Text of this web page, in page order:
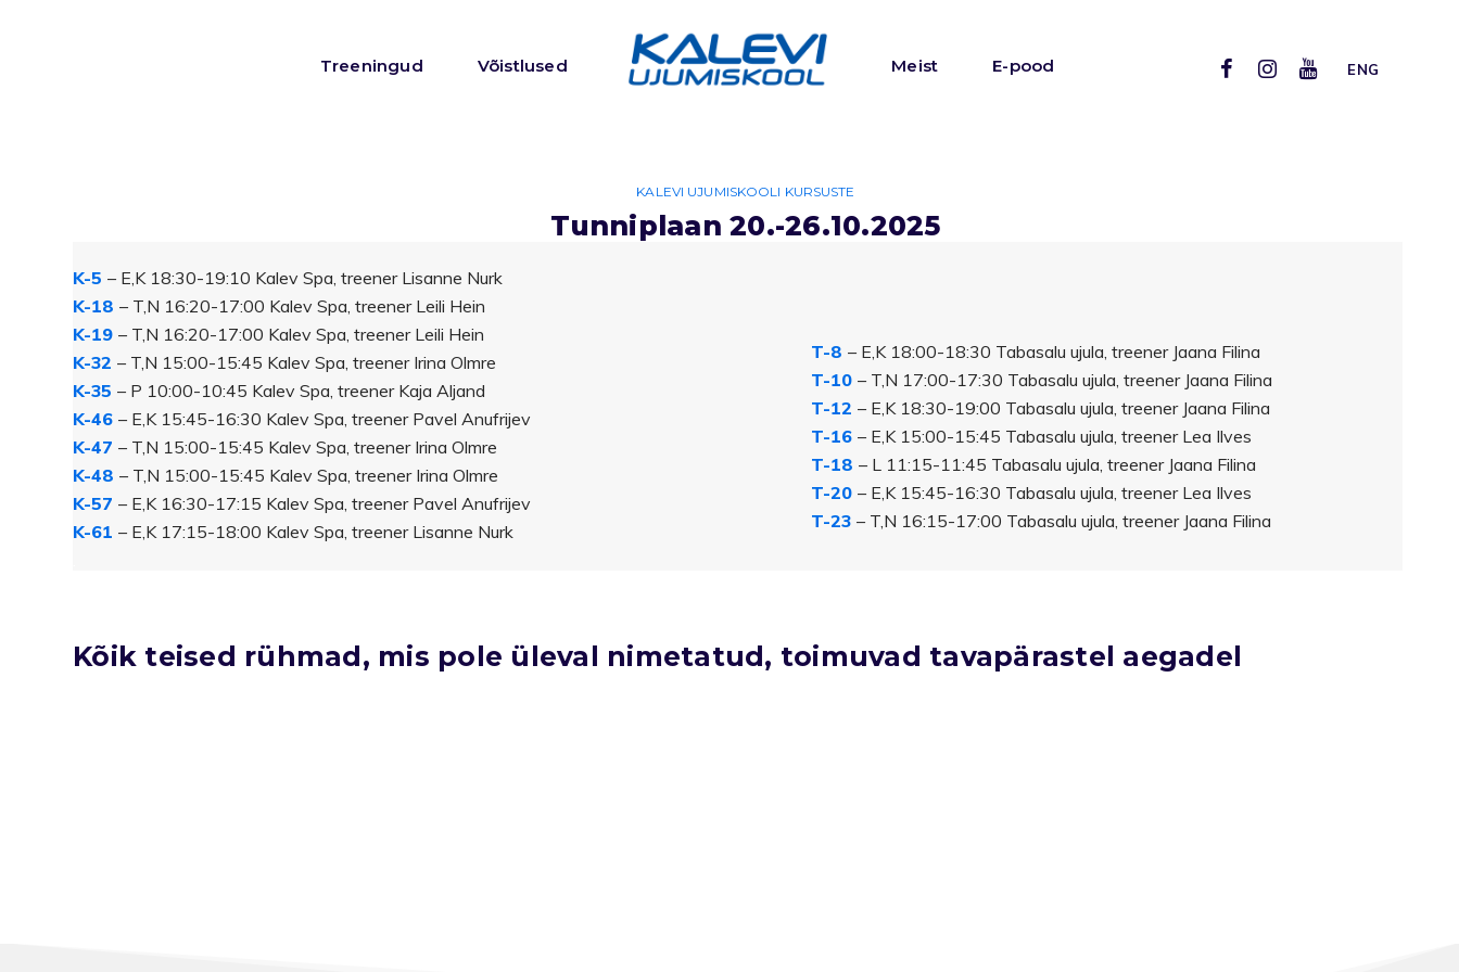
ENG
Treeningud Võistlused Meist E-pood
KALEVI UJUMISKOOLI KURSUSTE
Tunniplaan 20.-26.10.2025
K-5– E,K 18:30-19:10 Kalev Spa, treener Lisanne Nurk
K-18– T,N 16:20-17:00 Kalev Spa, treener Leili Hein
K-19– T,N 16:20-17:00 Kalev Spa, treener Leili Hein
K-32– T,N 15:00-15:45 Kalev Spa, treener Irina Olmre
K-35– P 10:00-10:45 Kalev Spa, treener Kaja Aljand
K-46– E,K 15:45-16:30 Kalev Spa, treener Pavel Anufrijev
K-47– T,N 15:00-15:45 Kalev Spa, treener Irina Olmre
K-48– T,N 15:00-15:45 Kalev Spa, treener Irina Olmre
K-57– E,K 16:30-17:15 Kalev Spa, treener Pavel Anufrijev
K-61– E,K 17:15-18:00 Kalev Spa, treener Lisanne Nurk
T-8 – E,K 18:00-18:30 Tabasalu ujula, treener Jaana Filina
T-10 – T,N 17:00-17:30 Tabasalu ujula, treener Jaana Filina
T-12 – E,K 18:30-19:00 Tabasalu ujula, treener Jaana Filina
T-16 – E,K 15:00-15:45 Tabasalu ujula, treener Lea Ilves
T-18 – L 11:15-11:45 Tabasalu ujula, treener Jaana Filina
T-20 – E,K 15:45-16:30 Tabasalu ujula, treener Lea Ilves
T-23 – T,N 16:15-17:00 Tabasalu ujula, treener Jaana Filina
Kõik teised rühmad, mis pole üleval nimetatud, toimuvad tavapärastel aegadel